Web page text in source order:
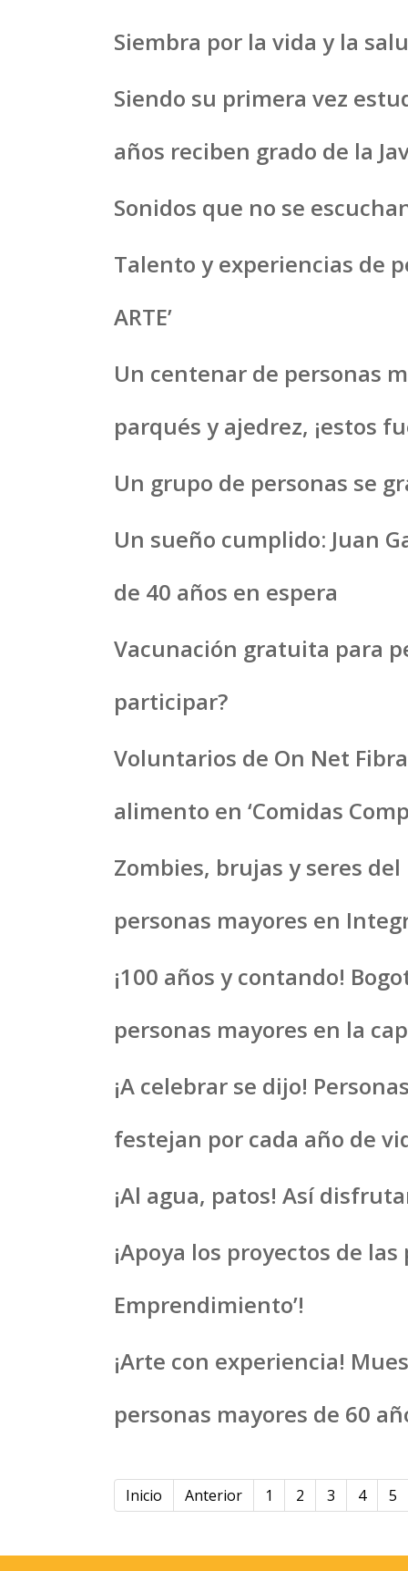
Siembra por la vida y la
Siendo su primera vez
años reciben grado de la
Sonidos que no se
Talento y experiencias de
ARTE’
Un centenar de personas
parqués y ajedrez, ¡estos
Un grupo de personas se
Un sueño cumplido: Juan
de 40 años en espera
Vacunación gratuita para
participar?
Voluntarios de On Net
alimento en ‘Comidas
Zombies, brujas y seres
personas mayores en
¡100 años y contando!
personas mayores en la
¡A celebrar se dijo!
festejan por cada año de
¡Al agua, patos! Así
¡Apoya los proyectos de
Emprendimiento’!
¡Arte con experiencia!
personas mayores de 60
Inicio Anterior 1 2 3 4 5